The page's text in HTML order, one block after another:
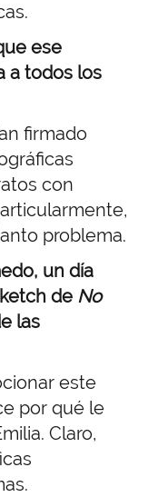
ese
a todos los
firmado
con
problema.
un día
de No
las
este
por qué le
Claro,